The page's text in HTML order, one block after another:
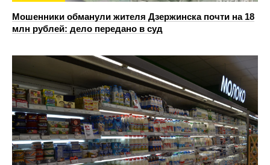
Мошенники обманули жителя Дзержинска почти на 18
млн рублей: дело передано в суд